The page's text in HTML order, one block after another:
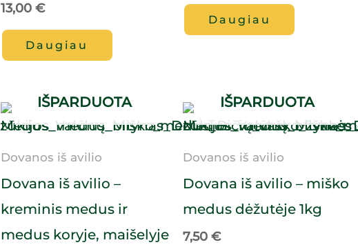
13,00 €
Daugiau
Daugiau
IŠPARDUOTA
Dovanos iš avilio
Dovana iš avilio –
kreminis medus ir
medus koryje, maišelyje
IŠPARDUOTA
Dovanos iš avilio
Dovana iš avilio – miško
medus dėžutėje 1kg
7,50€